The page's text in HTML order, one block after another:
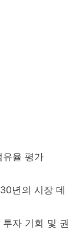
율 평가
년의 시장 데
자 기회 및 권